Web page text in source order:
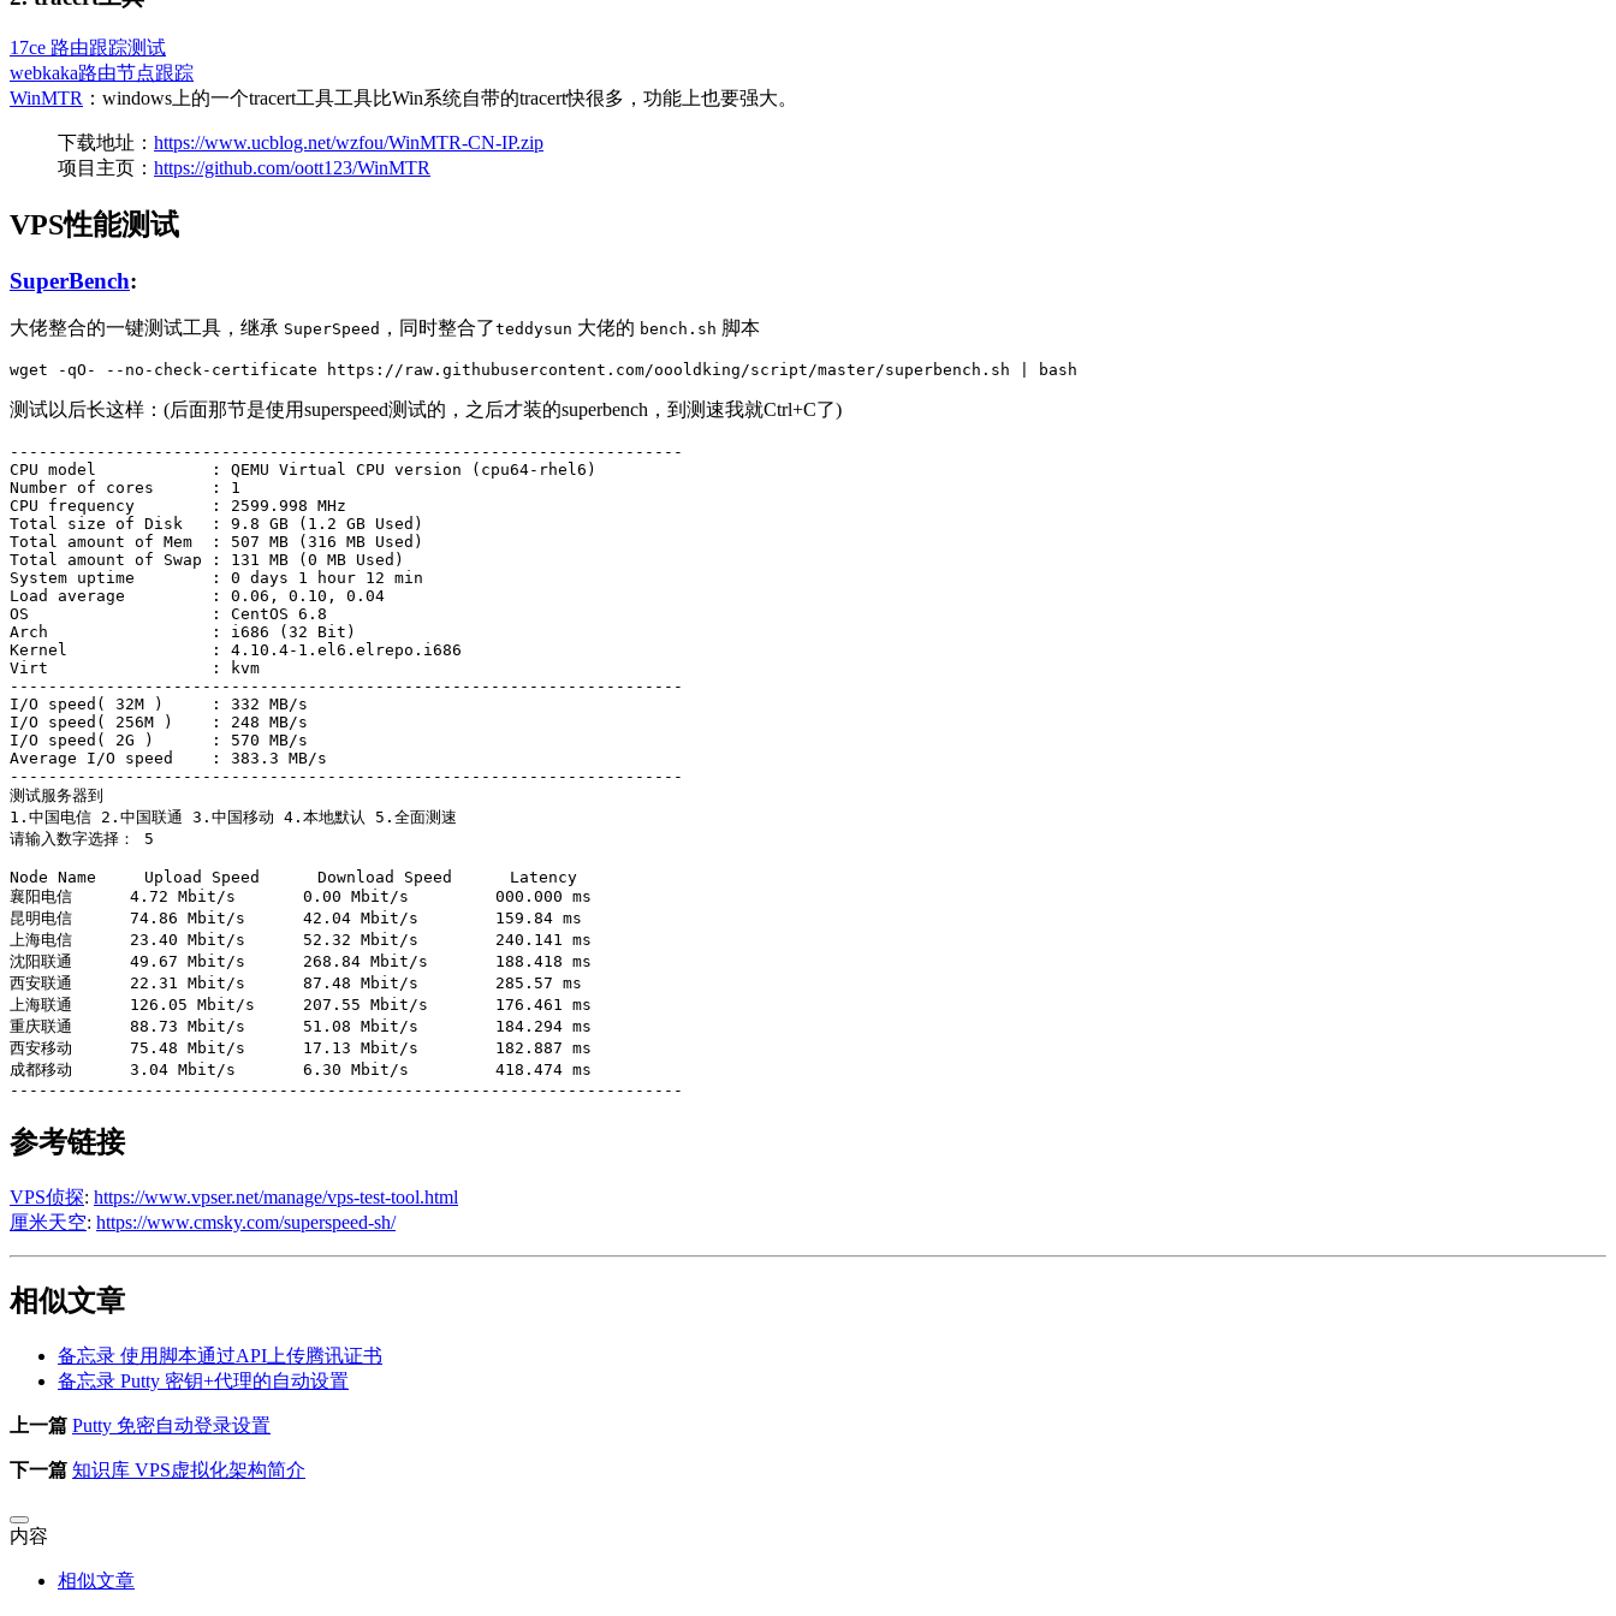
17ce 路由跟踪测试
webkaka路由节点跟踪
WinMTR ：windows上的一个tracert工具工具比Win系统自带的tracert快很多，功能上也要强大。
下载地址： https://www.ucblog.net/wzfou/WinMTR-CN-IP.zip
项目主页： https://github.com/oott123/WinMTR
VPS性能测试
SuperBench:
大佬整合的一键测试工具，继承 SuperSpeed ，同时整合了teddysun 大佬的 bench.sh 脚本
测试以后长这样：(后面那节是使用superspeed测试的，之后才装的superbench，到测速我就Ctrl+C了)
----------------------------------------------------------------------
CPU model            : QEMU Virtual CPU version (cpu64-rhel6)
Number of cores      : 1
CPU frequency        : 2599.998 MHz
Total size of Disk   : 9.8 GB (1.2 GB Used)
Total amount of Mem  : 507 MB (316 MB Used)
Total amount of Swap : 131 MB (0 MB Used)
System uptime        : 0 days 1 hour 12 min
Load average         : 0.06, 0.10, 0.04
OS                   : CentOS 6.8
Arch                 : i686 (32 Bit)
Kernel               : 4.10.4-1.el6.elrepo.i686
Virt                 : kvm
----------------------------------------------------------------------
I/O speed( 32M )     : 332 MB/s
I/O speed( 256M )    : 248 MB/s
I/O speed( 2G )      : 570 MB/s
Average I/O speed    : 383.3 MB/s
----------------------------------------------------------------------
测试服务器到
1.中国电信 2.中国联通 3.中国移动 4.本地默认 5.全面测速
请输入数字选择： 5
Node Name     Upload Speed      Download Speed      Latency
襄阳电信      4.72 Mbit/s       0.00 Mbit/s         000.000 ms
昆明电信      74.86 Mbit/s      42.04 Mbit/s        159.84 ms
上海电信      23.40 Mbit/s      52.32 Mbit/s        240.141 ms
沈阳联通      49.67 Mbit/s      268.84 Mbit/s       188.418 ms
西安联通      22.31 Mbit/s      87.48 Mbit/s        285.57 ms
上海联通      126.05 Mbit/s     207.55 Mbit/s       176.461 ms
重庆联通      88.73 Mbit/s      51.08 Mbit/s        184.294 ms
西安移动      75.48 Mbit/s      17.13 Mbit/s        182.887 ms
成都移动      3.04 Mbit/s       6.30 Mbit/s         418.474 ms
参考链接
VPS侦探: https://www.vpser.net/manage/vps-test-tool.html
厘米天空: https://www.cmsky.com/superspeed-sh/
相似文章
备忘录 使用脚本通过API上传腾讯证书
备忘录 Putty 密钥+代理的自动设置
上一篇 Putty 免密自动登录设置
下一篇 知识库 VPS虚拟化架构简介
内容
相似文章